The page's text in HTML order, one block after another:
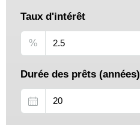
Taux d'intérêt
%
Durée des prêts (années)